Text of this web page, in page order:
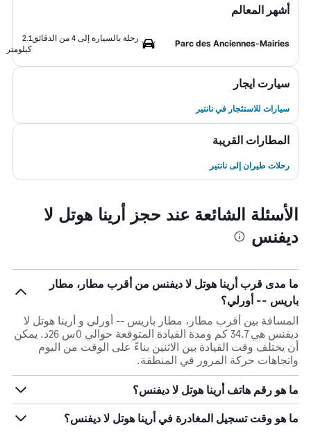
أشهر المعالم
Parc des Anciennes-Mairies
رحلة بالسيارة إلى 4 من الدقائق
2.1
كيلومتر
سيارت ايجار
سيارات للاستئجار في نانتير
المطارات القريبة
رحلات طيران إلى نانتير
الأسئلة الشائعة عند حجز أرينا هوتل لا
ديفنس
ما مدى قرب أرينا هوتل لا ديفنس من أقرب مطار، مطار
باريس -- أورلي؟
المسافة بين أقرب مطار، مطار باريس -- أورلي و أرينا هوتل لا
ديفنس هي 34.7 كم ومدة القيادة المتوقعة حوالي 0س 26د. يمكن
أن يختلف وقت القيادة بين الاثنين بناءً على الوقت من اليوم
واتجاهات حركة المرور في المنطقة.
ما هو رقم هاتف أرينا هوتل لا ديفنس؟
ما هو وقت تسجيل المغادرة في أرينا هوتل لا ديفنس؟